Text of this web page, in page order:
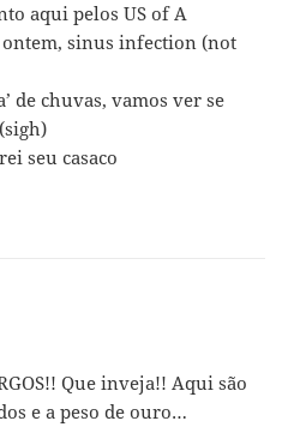
aqui pelos US of A
sinus infection (not
de chuvas, vamos ver se
seu casaco
Que inveja!! Aqui são
e a peso de ouro…